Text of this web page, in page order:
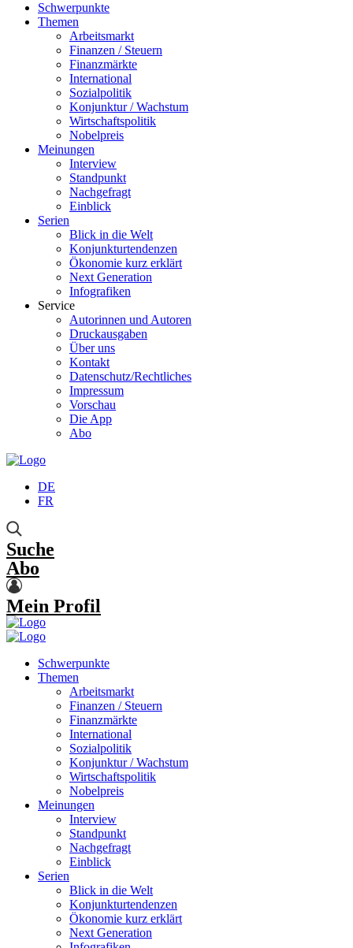
Schwerpunkte
Themen
Arbeitsmarkt
Finanzen / Steuern
Finanzmärkte
International
Sozialpolitik
Konjunktur / Wachstum
Wirtschaftspolitik
Nobelpreis
Meinungen
Interview
Standpunkt
Nachgefragt
Einblick
Serien
Blick in die Welt
Konjunkturtendenzen
Ökonomie kurz erklärt
Next Generation
Infografiken
Service
Autorinnen und Autoren
Druckausgaben
Über uns
Kontakt
Datenschutz/Rechtliches
Impressum
Vorschau
Die App
Abo
DE
FR
Suche
Abo
Mein Profil
Schwerpunkte
Themen
Arbeitsmarkt
Finanzen / Steuern
Finanzmärkte
International
Sozialpolitik
Konjunktur / Wachstum
Wirtschaftspolitik
Nobelpreis
Meinungen
Interview
Standpunkt
Nachgefragt
Einblick
Serien
Blick in die Welt
Konjunkturtendenzen
Ökonomie kurz erklärt
Next Generation